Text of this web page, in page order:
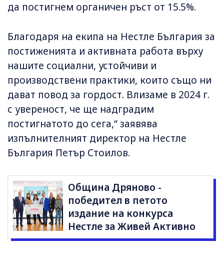
да постигнем органичен ръст от 15.5%.
Благодаря на екипа на Нестле България за
постиженията и активната работа върху
нашите социални, устойчиви и
производствени практики, които също ни
дават повод за гордост. Влизаме в 2024 г.
с увереност, че ще надградим
постигнатото до сега,“ заявява
изпълнителният директор на Нестле
България Петър Стоилов.
Община Дряново -
победител в петото
издание на конкурса
Нестле за Живей Активно